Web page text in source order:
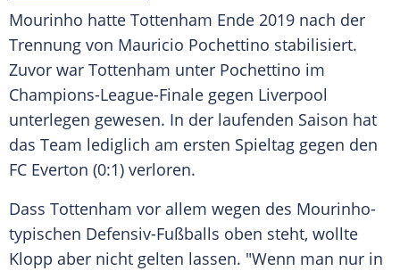
Mourinho hatte Tottenham Ende 2019 nach der
Trennung von Mauricio Pochettino stabilisiert.
Zuvor war Tottenham unter Pochettino im
Champions-League-Finale gegen Liverpool
unterlegen gewesen. In der laufenden Saison hat
das Team lediglich am ersten Spieltag gegen den
FC Everton (0:1) verloren.
Dass Tottenham vor allem wegen des Mourinho-
typischen Defensiv-Fußballs oben steht, wollte
Klopp aber nicht gelten lassen. "Wenn man nur in